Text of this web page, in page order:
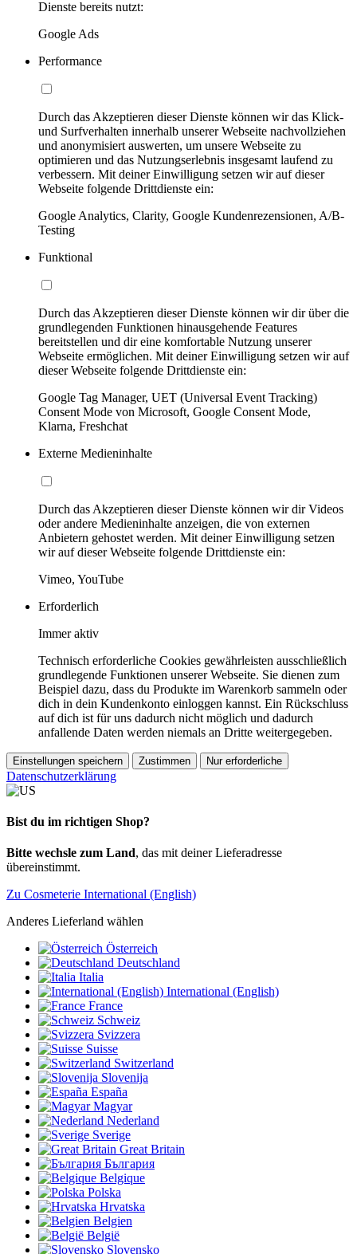
Dienste bereits nutzt:
Google Ads
Performance
Durch das Akzeptieren dieser Dienste können wir das Klick-
und Surfverhalten innerhalb unserer Webseite nachvollziehen
und anonymisiert auswerten, um unsere Webseite zu
optimieren und das Nutzungserlebnis insgesamt laufend zu
verbessern. Mit deiner Einwilligung setzen wir auf dieser
Webseite folgende Drittdienste ein:
Google Analytics, Clarity, Google Kundenrezensionen, A/B-
Testing
Funktional
Durch das Akzeptieren dieser Dienste können wir dir über die
grundlegenden Funktionen hinausgehende Features
bereitstellen und dir eine komfortable Nutzung unserer
Webseite ermöglichen. Mit deiner Einwilligung setzen wir auf
dieser Webseite folgende Drittdienste ein:
Google Tag Manager, UET (Universal Event Tracking)
Consent Mode von Microsoft, Google Consent Mode,
Klarna, Freshchat
Externe Medieninhalte
Durch das Akzeptieren dieser Dienste können wir dir Videos
oder andere Medieninhalte anzeigen, die von externen
Anbietern gehostet werden. Mit deiner Einwilligung setzen
wir auf dieser Webseite folgende Drittdienste ein:
Vimeo, YouTube
Erforderlich
Immer aktiv
Technisch erforderliche Cookies gewährleisten ausschließlich
grundlegende Funktionen unserer Webseite. Sie dienen zum
Beispiel dazu, dass du Produkte im Warenkorb sammeln oder
dich in dein Kundenkonto einloggen kannst. Ein Rückschluss
auf dich ist für uns dadurch nicht möglich und dadurch
anfallende Daten werden niemals an Dritte weitergegeben.
Einstellungen speichern Zustimmen Nur erforderliche
Datenschutzerklärung
Bist du im richtigen Shop?
Bitte wechsle zum Land, das mit deiner Lieferadresse
übereinstimmt.
Zu Cosmeterie International (English)
Anderes Lieferland wählen
Österreich
Deutschland
Italia
International (English)
France
Schweiz
Svizzera
Suisse
Switzerland
Slovenija
España
Magyar
Nederland
Sverige
Great Britain
България
Belgique
Polska
Hrvatska
Belgien
België
Slovensko